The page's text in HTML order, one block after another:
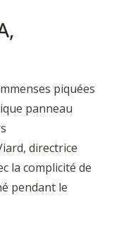
piquées
panneau
directrice
la complicité de
pendant le